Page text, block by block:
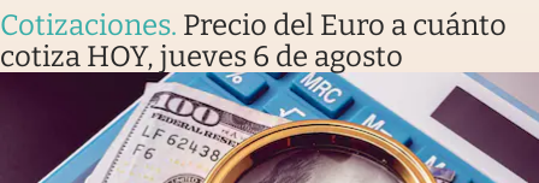
Cotizaciones. Precio del Euro a cuánto
cotiza HOY, jueves 6 de agosto